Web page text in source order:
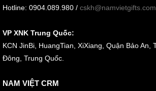
Hotline: 0904.089.980 / cskh@namvietgifts.com
VP XNK Trung Quốc:
KCN JinBi, HuangTian, XiXiang, Quận Bảo An,
Đông, Trung Quốc.
NAM VIỆT CRM